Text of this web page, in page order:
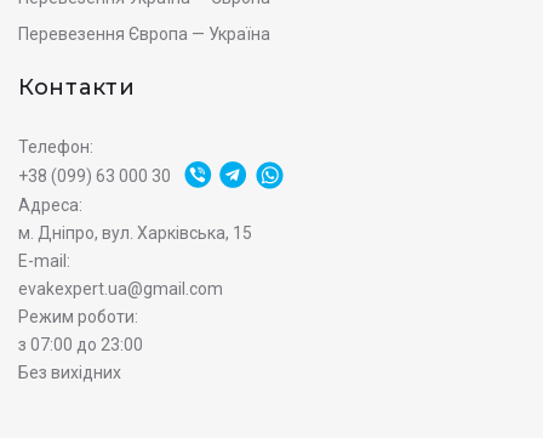
Перевезення Європа — Україна
Контакти
Телефон:
+38 (099) 63 000 30
Адреса:
м. Дніпро, вул. Харківська, 15
E-mail:
evakexpert.ua@gmail.com
Режим роботи:
з 07:00 до 23:00
Без вихідних